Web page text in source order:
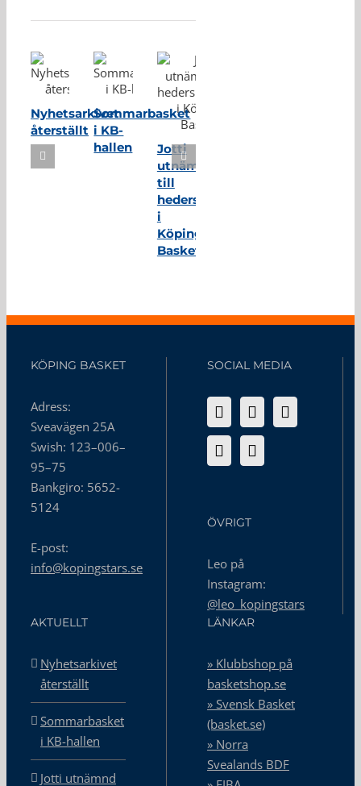
Nyhetsarkivet
återställt
Sommarbasket
i KB-
hallen
Jotti
utnämnd
till
hedersmedlem
i
Köping
Basket
KÖPING BASKET
Adress:
Sveavägen 25A
Swish: 123–006–
95–75
Bankgiro: 5652-
5124
E-post:
info@kopingstars.se
SOCIAL MEDIA
ÖVRIGT
Leo på
Instagram:
@leo_kopingstars
AKTUELLT
Nyhetsarkivet
återställt
Sommarbasket
i KB-hallen
Jotti utnämnd
LÄNKAR
» Klubbshop på
basketshop.se
» Svensk Basket
(basket.se)
» Norra
Svealands BDF